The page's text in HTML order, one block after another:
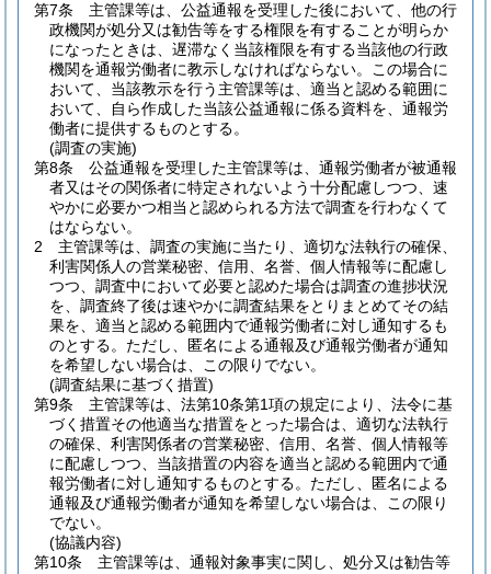
第7条
主管課等は、公益通報を受理した後において、他の行
政機関が処分又は勧告等をする権限を有することが明らか
になったときは、遅滞なく当該権限を有する当該他の行政
機関を通報労働者に教示しなければならない。
この場合に
おいて、当該教示を行う主管課等は、適当と認める範囲に
おいて、自ら作成した当該公益通報に係る資料を、通報労
働者に提供するものとする。
(調査の実施)
第8条
公益通報を受理した主管課等は、通報労働者が被通報
者又はその関係者に特定されないよう十分配慮しつつ、速
やかに必要かつ相当と認められる方法で調査を行わなくて
はならない。
2
主管課等は、調査の実施に当たり、適切な法執行の確保、
利害関係人の営業秘密、信用、名誉、個人情報等に配慮し
つつ、調査中において必要と認めた場合は調査の進捗状況
を、調査終了後は速やかに調査結果をとりまとめてその結
果を、適当と認める範囲内で通報労働者に対し通知するも
のとする。 ただし、匿名による通報及び通報労働者が通知
を希望しない場合は、この限りでない。
(調査結果に基づく措置)
第9条
主管課等は、法第10条第1項の規定により、法令に基
づく措置その他適当な措置をとった場合は、適切な法執行
の確保、利害関係者の営業秘密、信用、名誉、個人情報等
に配慮しつつ、当該措置の内容を適当と認める範囲内で通
報労働者に対し通知するものとする。 ただし、匿名による
通報及び通報労働者が通知を希望しない場合は、この限り
でない。
(協議内容)
第10条
主管課等は、通報対象事実に関し、処分又は勧告等